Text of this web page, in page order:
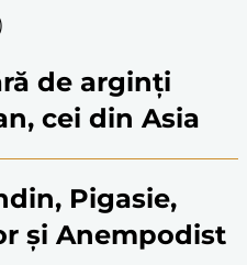
de arginți
cei din Asia
Pigasie,
și Anempodist